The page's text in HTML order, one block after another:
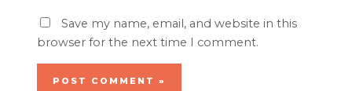
Save my name, email, and website in this
browser for the next time I comment.